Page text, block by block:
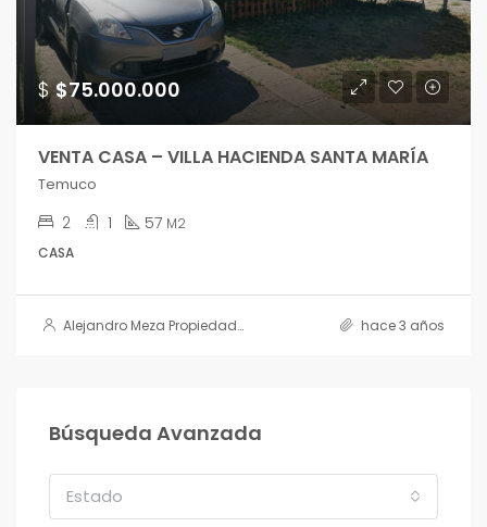
$$75.000.000
VENTA CASA – VILLA HACIENDA SANTA MARÍA
Temuco
2 1 57 M2
CASA
Alejandro Meza Propiedades hace 3 años
Búsqueda Avanzada
Estado